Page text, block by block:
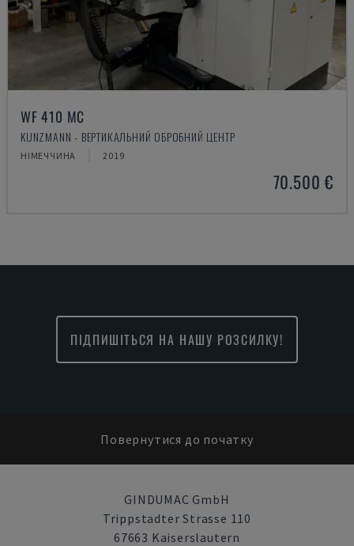
WF 410 MC
KUNZMANN - ВЕРТИКАЛЬНИЙ ОБРОБНИЙ ЦЕНТР
НІМЕЧЧИНА 2019
70.500 €
ПІДПИШІТЬСЯ НА НАШУ РОЗСИЛКУ!
Повернутися до початку
GINDUMAC GmbH
Trippstadter Strasse 110
67663 Kaiserslautern